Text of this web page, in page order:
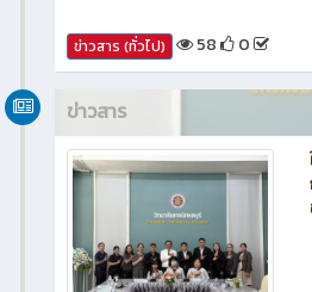
ข่าวสาร (ทั่วไป) 58 0